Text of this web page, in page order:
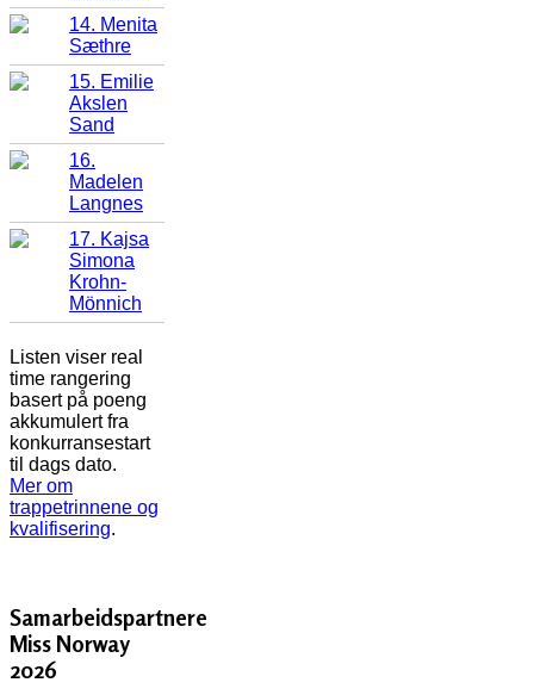
14. Menita
Sæthre
15. Emilie
Akslen
Sand
16.
Madelen
Langnes
17. Kajsa
Simona
Krohn-
Mönnich
Listen viser real
time rangering
basert på poeng
akkumulert fra
konkurransestart
til dags dato.
Mer om
trappetrinnene og
kvalifisering.
Samarbeidspartnere
Miss Norway
2026